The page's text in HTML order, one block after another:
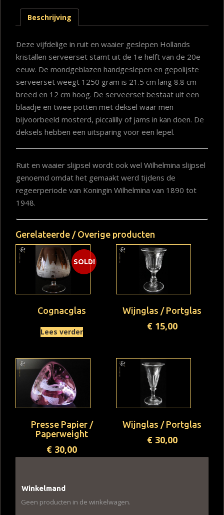
Beschrijving
Deze vijfdelige in ruit en waaier geslepen Hollands
kristallen serveerset stamt uit de 1e helft van de 20e
eeuw. De mondgeblazen handgeslepen en gepolijste
serveerset weegt 1250 gram is 21.5 cm lang 8.8 cm
breed en 12 cm hoog. De serveerset bestaat uit een
blaadje en twee potten met deksel waar men
bijvoorbeeld mosterd, piccalilly of jams in kan doen. De
deksels hebben een uitsparing voor een lepel.
Ruit en waaier slijpsel wordt ook wel Wilhelmina slijpsel
genoemd omdat het gemaakt werd tijdens de
regeerperiode van Koningin Wilhelmina van 1890 tot
1948.
Gerelateerde / Overige producten
SOLD!
Cognacglas
Lees verder
Wijnglas / Portglas
€15,00
Presse Papier /
Paperweight
€ 30,00
Wijnglas / Portglas
€30,00
Winkelmand
Geen producten in de winkelwagen.